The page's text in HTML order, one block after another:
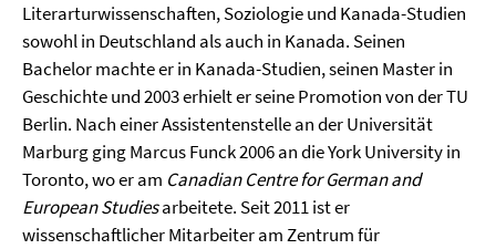
Literarturwissenschaften, Soziologie und Kanada-Studien
sowohl in Deutschland als auch in Kanada. Seinen
Bachelor machte er in Kanada-Studien, seinen Master in
Geschichte und 2003 erhielt er seine Promotion von der TU
Berlin. Nach einer Assistentenstelle an der Universität
Marburg ging Marcus Funck 2006 an die York University in
Toronto, wo er am Canadian Centre for German and
European Studiesarbeitete. Seit 2011 ist er
wissenschaftlicher Mitarbeiter am Zentrum für